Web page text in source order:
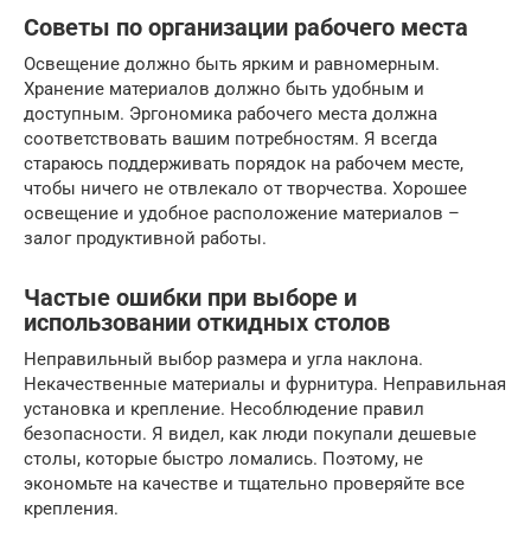
Советы по организации рабочего места
Освещение должно быть ярким и равномерным.
Хранение материалов должно быть удобным и
доступным. Эргономика рабочего места должна
соответствовать вашим потребностям. Я всегда
стараюсь поддерживать порядок на рабочем месте,
чтобы ничего не отвлекало от творчества. Хорошее
освещение и удобное расположение материалов –
залог продуктивной работы.
Частые ошибки при выборе и
использовании откидных столов
Неправильный выбор размера и угла наклона.
Некачественные материалы и фурнитура. Неправильная
установка и крепление. Несоблюдение правил
безопасности. Я видел, как люди покупали дешевые
столы, которые быстро ломались. Поэтому, не
экономьте на качестве и тщательно проверяйте все
крепления.